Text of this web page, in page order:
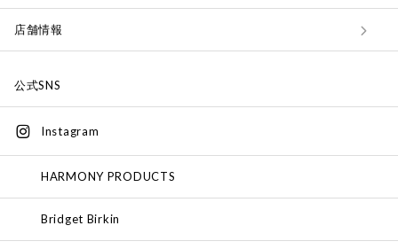
店舗情報
公式SNS
Instagram
HARMONY PRODUCTS
Bridget Birkin